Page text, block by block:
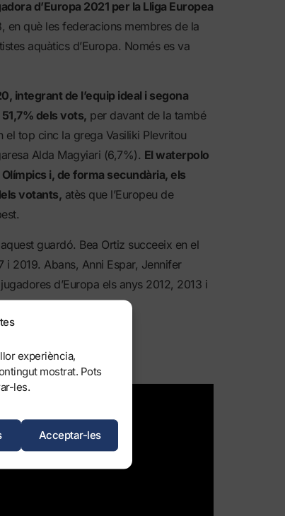
experiència,
mostrat. Pots
les.
Acceptar-les
d’Europa 2021 per la Lliga Europea
en què les federacions membres de la
aquàtics d’Europa. Només es va
integrant de l’equip ideal i segona
dels vots, per davant de la també
el top cinc la grega Vasiliki Plevritou
Alda Magyiari (6,7%). El waterpolo
i, de forma secundària, els
votants, atès que l’Europeu de
guardó. Bea Ortiz succeeix en el
i 2019. Abans, Anni Espar, Jennifer
d’Europa els anys 2012, 2013 i